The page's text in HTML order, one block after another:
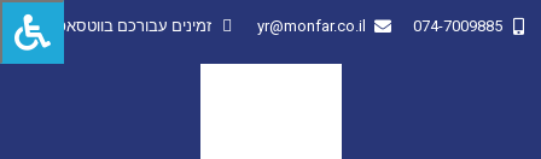
074-7009885
yr@monfar.co.il זמינים עבורכם בווטסאפ